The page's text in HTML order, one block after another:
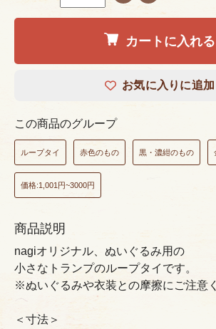
カートに入れる
お気に入りに追加
この商品のグループ
ループタイ 赤色のもの 黒・濃紺のもの
価格:1,001円~3000円
商品説明
nagiオリジナル、ぬいぐるみ用の
小さなトランプのループタイです。
※ぬいぐるみや衣装との摩擦にご注意
＜寸法＞